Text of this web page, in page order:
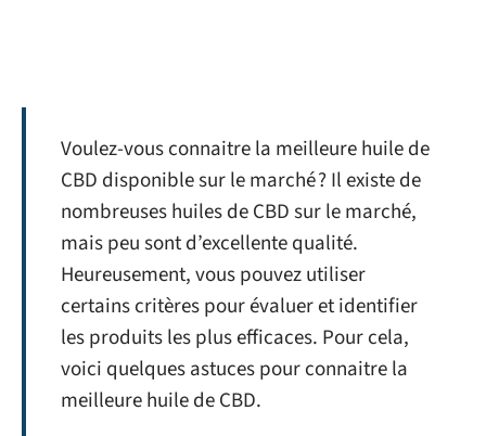
Voulez-vous connaitre la meilleure huile de
CBD disponible sur le marché ? Il existe de
nombreuses huiles de CBD sur le marché,
mais peu sont d’excellente qualité.
Heureusement, vous pouvez utiliser
certains critères pour évaluer et identifier
les produits les plus efficaces. Pour cela,
voici quelques astuces pour connaitre la
meilleure huile de CBD.